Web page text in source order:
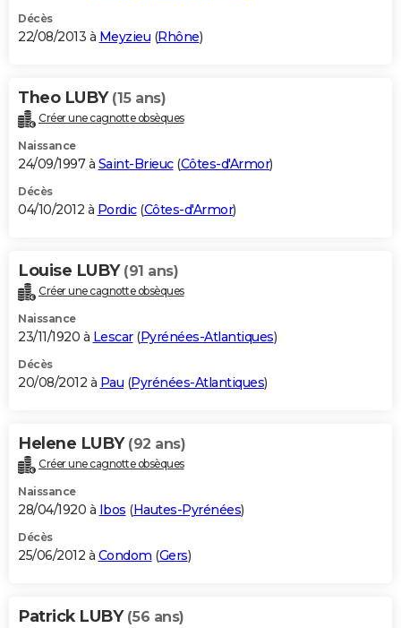
Décès
22/08/2013 à Meyzieu (Rhône)
Theo LUBY (15 ans)
Créer une cagnotte obsèques
Naissance
24/09/1997 à Saint-Brieuc(Côtes-d'Armor)
Décès
04/10/2012 à Pordic(Côtes-d'Armor)
Louise LUBY (91 ans)
Créer une cagnotte obsèques
Naissance
23/11/1920 à Lescar(Pyrénées-Atlantiques)
Décès
20/08/2012 à Pau (Pyrénées-Atlantiques)
Helene LUBY (92 ans)
Créer une cagnotte obsèques
Naissance
28/04/1920 à Ibos (Hautes-Pyrénées)
Décès
25/06/2012 à Condom (Gers)
Patrick LUBY (56 ans)